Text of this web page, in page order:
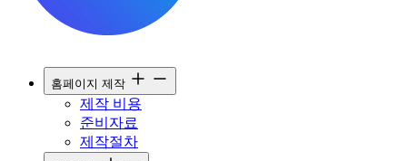
홈페이지 제작
제작 비용
준비자료
제작절차